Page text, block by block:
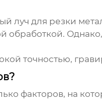
луч для резки
обработкой.
точностью,
факторов, на